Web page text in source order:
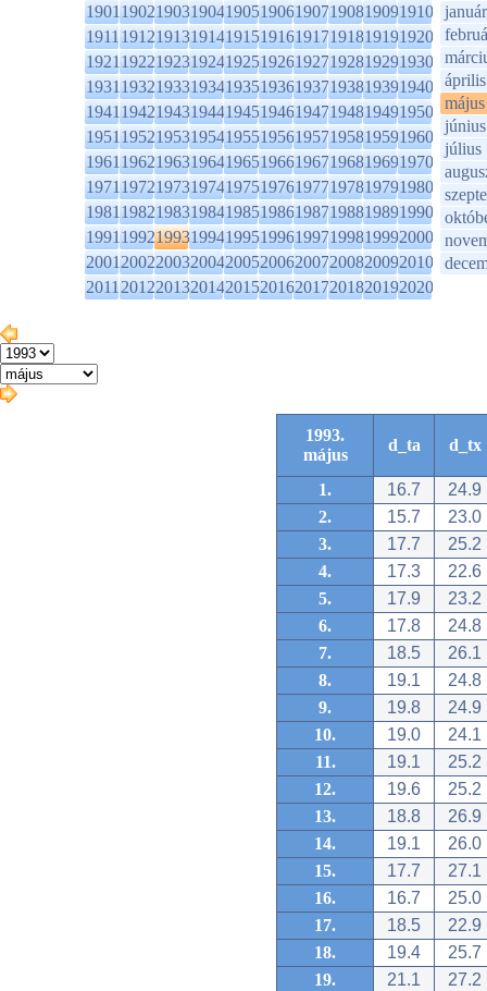
1901190219031904190519061907190819091910
1911191219131914191519161917191819191920
1921192219231924192519261927192819291930
1931193219331934193519361937193819391940
1941194219431944194519461947194819491950
1951195219531954195519561957195819591960
1961196219631964196519661967196819691970
1971197219731974197519761977197819791980
1981198219831984198519861987198819891990
1991199219931994199519961997199819992000
2001200220032004200520062007200820092010
2011201220132014201520162017201820192020
január
április
május
június
július
1993.
május
d_ta d_tx
1. 16.7
24.9
2.
15.7
23.0
3.
17.7
25.2
4.
17.3
22.6
5.
17.9
23.2
6.
17.8
24.8
7.
18.5
26.1
8.
19.1
24.8
9.
19.8
24.9
10.
19.0
24.1
11.
19.1
25.2
12.
19.6
25.2
13.
18.8
26.9
14.
19.1
26.0
15.
17.7
27.1
16.
16.7
25.0
17.
18.5
22.9
18.
19.4
25.7
19.
21.1
27.2